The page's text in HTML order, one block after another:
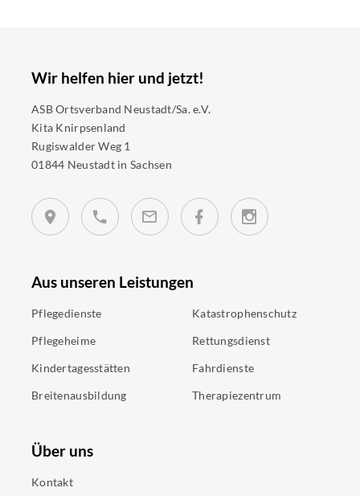
Wir helfen hier und jetzt!
ASB Ortsverband Neustadt/Sa. e.V.
Kita Knirpsenland
Rugiswalder Weg 1
01844 Neustadt in Sachsen
Aus unseren Leistungen
Pflegedienste
Pflegeheime
Kindertagesstätten
Breitenausbildung
Katastrophenschutz
Rettungsdienst
Fahrdienste
Therapiezentrum
Über uns
Kontakt